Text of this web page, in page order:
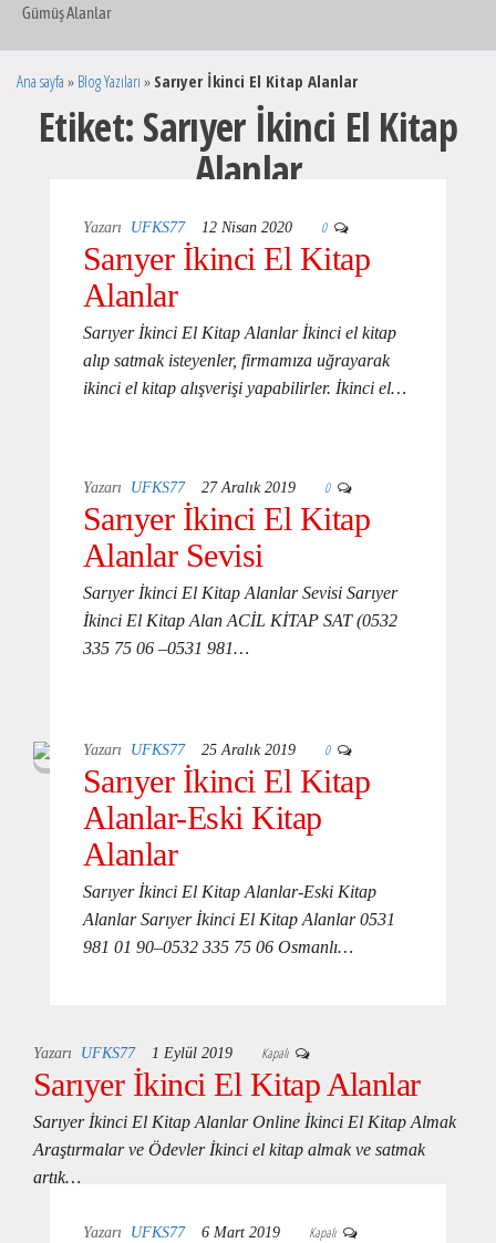
Gümüş Alanlar
Ana sayfa » Blog Yazıları » Sarıyer İkinci El Kitap Alanlar
Etiket: Sarıyer İkinci El Kitap
Alanlar
Yazarı UFKS77 12 Nisan 2020 0
Sarıyer İkinci El Kitap
Alanlar
Sarıyer İkinci El Kitap Alanlar İkinci el kitap
alıp satmak isteyenler, firmamıza uğrayarak
ikinci el kitap alışverişi yapabilirler. İkinci el…
Yazarı UFKS77 27 Aralık 2019 0
Sarıyer İkinci El Kitap
Alanlar Sevisi
Sarıyer İkinci El Kitap Alanlar Sevisi Sarıyer
İkinci El Kitap Alan ACİL KİTAP SAT (0532
335 75 06 –0531 981…
Yazarı UFKS77 25 Aralık 2019 0
Sarıyer İkinci El Kitap
Alanlar-Eski Kitap
Alanlar
Sarıyer İkinci El Kitap Alanlar-Eski Kitap
Alanlar Sarıyer İkinci El Kitap Alanlar 0531
981 01 90–0532 335 75 06 Osmanlı…
Yazarı UFKS77 1 Eylül 2019 Kapalı
Sarıyer İkinci El Kitap Alanlar
Sarıyer İkinci El Kitap Alanlar Online İkinci El Kitap Almak
Araştırmalar ve Ödevler İkinci el kitap almak ve satmak
artık…
Yazarı UFKS77 6 Mart 2019 Kapalı